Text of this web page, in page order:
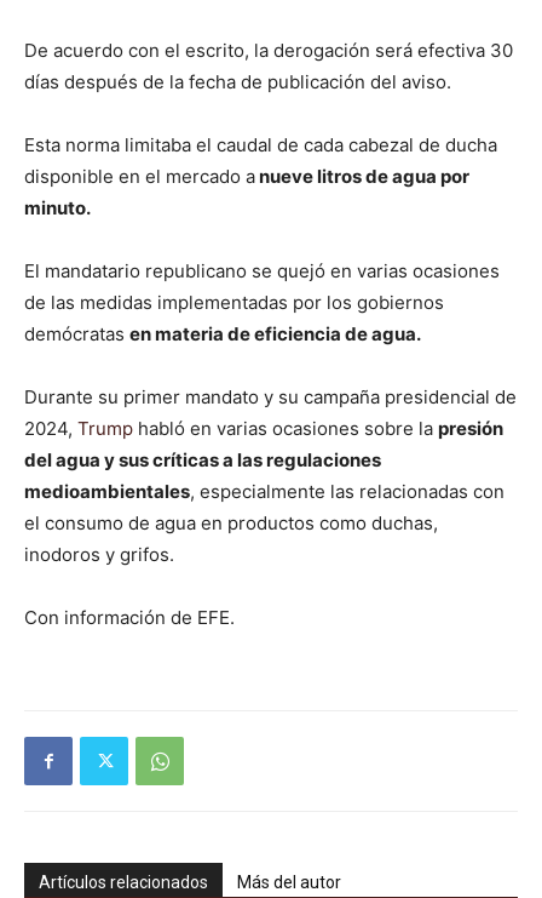
De acuerdo con el escrito, la derogación será efectiva 30
días después de la fecha de publicación del aviso.
Esta norma limitaba el caudal de cada cabezal de ducha
disponible en el mercado anueve litros de agua por
minuto.
El mandatario republicano se quejó en varias ocasiones
de las medidas implementadas por los gobiernos
demócratas en materia de eficiencia de agua.
Durante su primer mandato y su campaña presidencial de
2024, Trump habló en varias ocasiones sobre la presión
del agua y sus críticas a las regulaciones
medioambientales, especialmente las relacionadas con
el consumo de agua en productos como duchas,
inodoros y grifos.
Con información de EFE.
Artículos relacionados Más del autor